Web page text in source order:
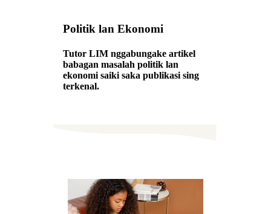
Politik lan Ekonomi
Tutor LIM nggabungake artikel
babagan masalah politik lan
ekonomi saiki saka publikasi sing
terkenal.